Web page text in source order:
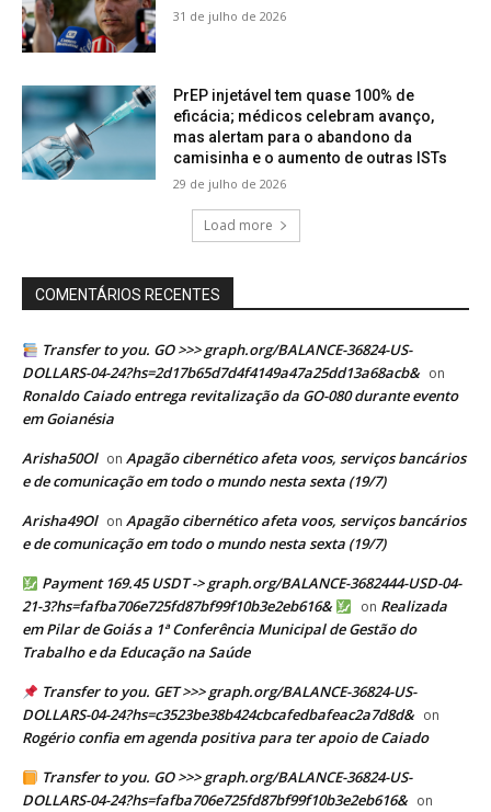
31 de julho de 2026
PrEP injetável tem quase 100% de
eficácia; médicos celebram avanço,
mas alertam para o abandono da
camisinha e o aumento de outras ISTs
29 de julho de 2026
Load more
COMENTÁRIOS RECENTES
Transfer to you. GO >>> graph.org/BALANCE-36824-US-
DOLLARS-04-24?hs=2d17b65d7d4f4149a47a25dd13a68acb& on
Ronaldo Caiado entrega revitalização da GO-080 durante evento
em Goianésia
Arisha50Ol on Apagão cibernético afeta voos, serviços bancários
e de comunicação em todo o mundo nesta sexta (19/7)
Arisha49Ol on Apagão cibernético afeta voos, serviços bancários
e de comunicação em todo o mundo nesta sexta (19/7)
Payment 169.45 USDT -> graph.org/BALANCE-3682444-USD-04-
21-3?hs=fafba706e725fd87bf99f10b3e2eb616&
on Realizada
em Pilar de Goiás a 1ª Conferência Municipal de Gestão do
Trabalho e da Educação na Saúde
Transfer to you. GET >>> graph.org/BALANCE-36824-US-
DOLLARS-04-24?hs=c3523be38b424cbcafedbafeac2a7d8d& on
Rogério confia em agenda positiva para ter apoio de Caiado
Transfer to you. GO >>> graph.org/BALANCE-36824-US-
DOLLARS-04-24?hs=fafba706e725fd87bf99f10b3e2eb616& on